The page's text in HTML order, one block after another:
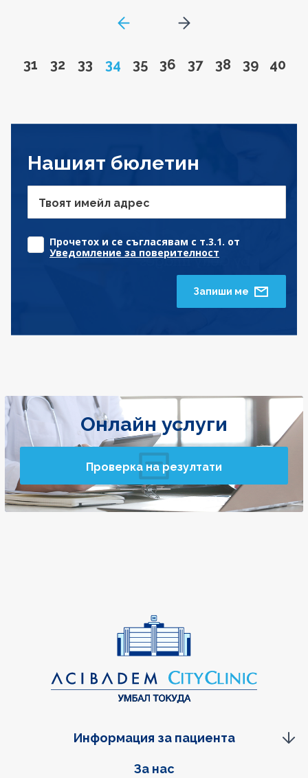
GoToPreviousPage
Go to page
31 Go to page
32 Go to page
33 Page
34 Go to page
35 Go to page
36 Go to page
37 Go to page
38 Go to
39 Go
40
Go to next page
Нашият бюлетин
Твоят имейл адрес
Прочетох и се съгласявам с т.3.1. от
Уведомление за поверителност
Запиши ме
Онлайн услуги
Проверка на резултати
Фуутер навигация
За нас
Информация за пациента